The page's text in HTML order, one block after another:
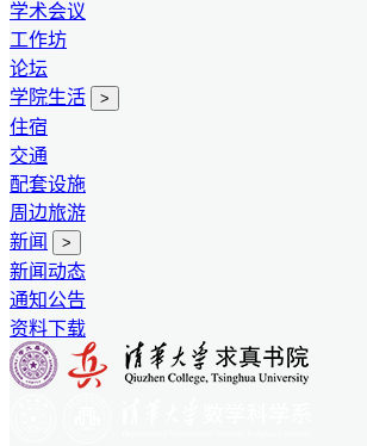
学术会议
工作坊
论坛
学院生活
>
住宿
交通
配套设施
周边旅游
新闻
>
新闻动态
通知公告
资料下载